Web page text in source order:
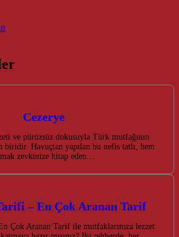
Cezerye
ve pürüzsüz dokusuyla Türk mutfağının
biridir. Havuçtan yapılan bu nefis tatlı, hem
zevkinize hitap eden…
– En Çok Aranan Tarif
Çok Aranan Tarif ile mutfaklarınıza lezzet